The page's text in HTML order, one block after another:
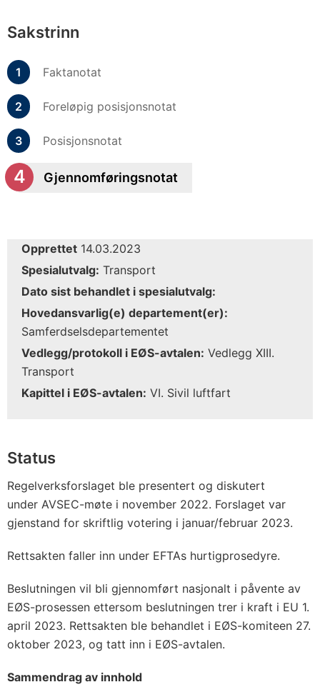
Sakstrinn
Faktanotat
Foreløpig posisjonsnotat
Posisjonsnotat
Gjennomføringsnotat
Opprettet 14.03.2023
Spesialutvalg: Transport
Dato sist behandlet i spesialutvalg:
Hovedansvarlig(e) departement(er):
Samferdselsdepartementet
Vedlegg/protokoll i EØS-avtalen: Vedlegg XIII.
Transport
Kapittel i EØS-avtalen: VI. Sivil luftfart
Status
Regelverksforslaget ble presentert og diskutert
under AVSEC-møte i november 2022. Forslaget var
gjenstand for skriftlig votering i januar/februar 2023.
Rettsakten faller inn under EFTAs hurtigprosedyre.
Beslutningen vil bli gjennomført nasjonalt i påvente av
EØS-prosessen ettersom beslutningen trer i kraft i EU 1.
april 2023. Rettsakten ble behandlet i EØS-komiteen 27.
oktober 2023, og tatt inn i EØS-avtalen.
Sammendrag av innhold